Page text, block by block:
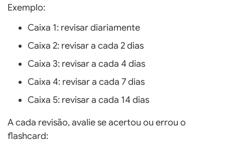
Exemplo:
Caixa 1: revisar diariamente
Caixa 2: revisar a cada 2 dias
Caixa 3: revisar a cada 4 dias
Caixa 4: revisar a cada 7 dias
Caixa 5: revisar a cada 14 dias
A cada revisão, avalie se acertou ou errou o
flashcard: